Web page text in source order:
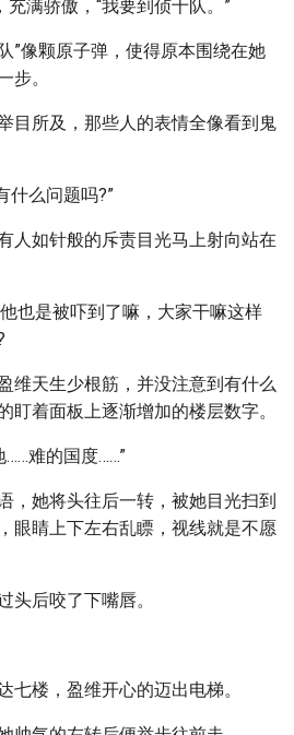
充满骄傲，“我要到侦十队。”
”像颗原子弹，使得原本围绕在她
步。
目所及，那些人的表情全像看到鬼
什么问题吗?”
人如针般的斥责目光马上射向站在
也是被吓到了嘛，大家干嘛这样
维天生少根筋，并没注意到有什么
盯着面板上逐渐增加的楼层数字。
……难的国度……”
，她将头往后一转，被她目光扫到
眼睛上下左右乱瞟，视线就是不愿
头后咬了下嘴唇。
七楼，盈维开心的迈出电梯。